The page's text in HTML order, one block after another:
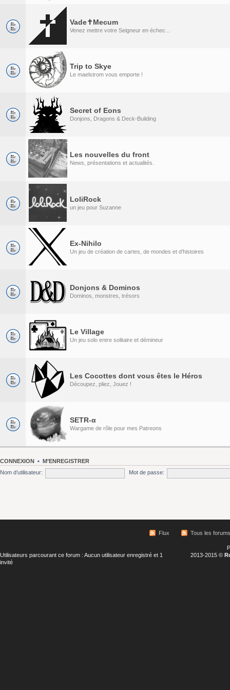
Vade✝Mecum
Venez mettre votre Seigneur en échec...
Trip to Skye
Le maelstrom vous emporte !
Secret of Eons
Donjons, Dragons & Deck-Building
Les nouvelles du front
News, présentations et actualités.
LoliRock
un jeu pour Suzanne
Ex-Nihilo
Un jeu de création de cartes, de mondes et d’histoires
Donjons & Dominos
Dominos, monstres, trésors
Le Village
Un jeu solo entre solitaire et démineur
Les Cocottes dont vous êtes le Héros
Découpez, pliez, Jouez !
SETR-α
Wargame de rôle pour mes Patreons
CONNEXION • M’ENREGISTRER
Nom d’utilisateur:
Mot de passe:
Flux Tous les forums
Utilisateurs parcourant ce forum : Aucun utilisateur enregistré et 1
invité
2013-2015 ©